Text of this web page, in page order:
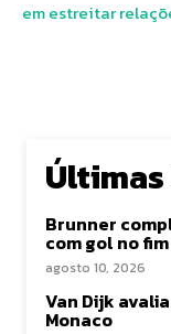
em estreitar
Brunner
com gol no fim
agosto 10, 2026
Van Dijk
Monaco